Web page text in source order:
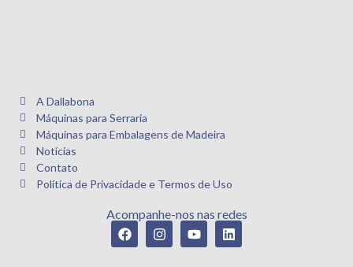
A Dallabona
Máquinas para Serraria
Máquinas para Embalagens de Madeira
Notícias
Contato
Política de Privacidade e Termos de Uso
Acompanhe-nos nas redes